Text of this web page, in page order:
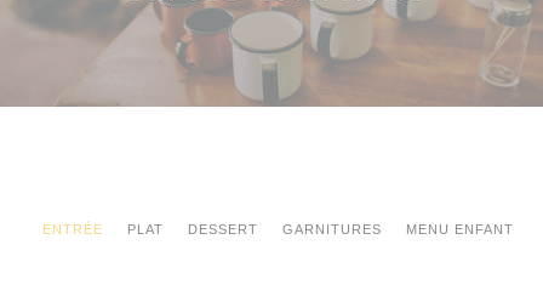
ENTRÉE PLAT DESSERT GARNITURES MENU ENFANT